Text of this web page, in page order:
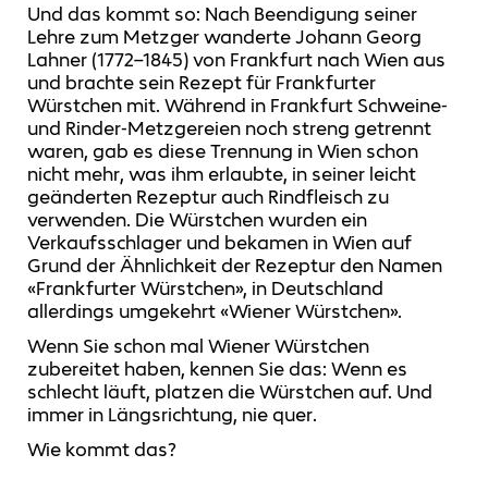
Und das kommt so: Nach Beendigung seiner
Lehre zum Metzger wanderte Johann Georg
Lahner (1772–1845) von Frankfurt nach Wien aus
und brachte sein Rezept für Frankfurter
Würstchen mit. Während in Frankfurt Schweine-
und Rinder-Metzgereien noch streng getrennt
waren, gab es diese Trennung in Wien schon
nicht mehr, was ihm erlaubte, in seiner leicht
geänderten Rezeptur auch Rindfleisch zu
verwenden. Die Würstchen wurden ein
Verkaufsschlager und bekamen in Wien auf
Grund der Ähnlichkeit der Rezeptur den Namen
«Frankfurter Würstchen», in Deutschland
allerdings umgekehrt «Wiener Würstchen».
Wenn Sie schon mal Wiener Würstchen
zubereitet haben, kennen Sie das: Wenn es
schlecht läuft, platzen die Würstchen auf. Und
immer in Längsrichtung, nie quer.
Wie kommt das?